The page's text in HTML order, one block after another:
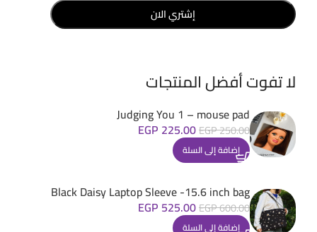
إشتري الان
لا تفوت أفضل المنتجات
Judging You 1 – mouse pad
EGP250.00
EGP 225.00
إضافة إلى السلة
Black Daisy Laptop Sleeve -15.6 inch bag
EGP600.00
EGP 525.00
إضافة إلى السلة